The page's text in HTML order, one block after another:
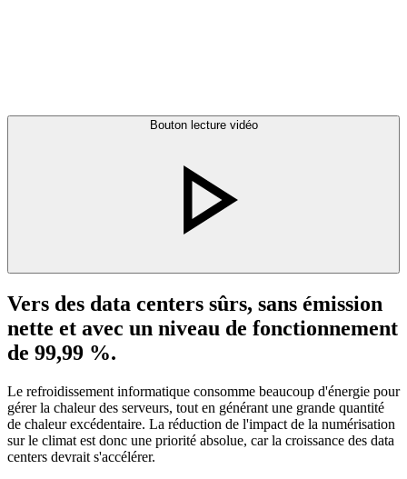
Bouton lecture vidéo
Vers des data centers sûrs, sans émission
nette et avec un niveau de fonctionnement
de 99,99 %.
Le refroidissement informatique consomme beaucoup d'énergie pour
gérer la chaleur des serveurs, tout en générant une grande quantité
de chaleur excédentaire. La réduction de l'impact de la numérisation
sur le climat est donc une priorité absolue, car la croissance des data
centers devrait s'accélérer.